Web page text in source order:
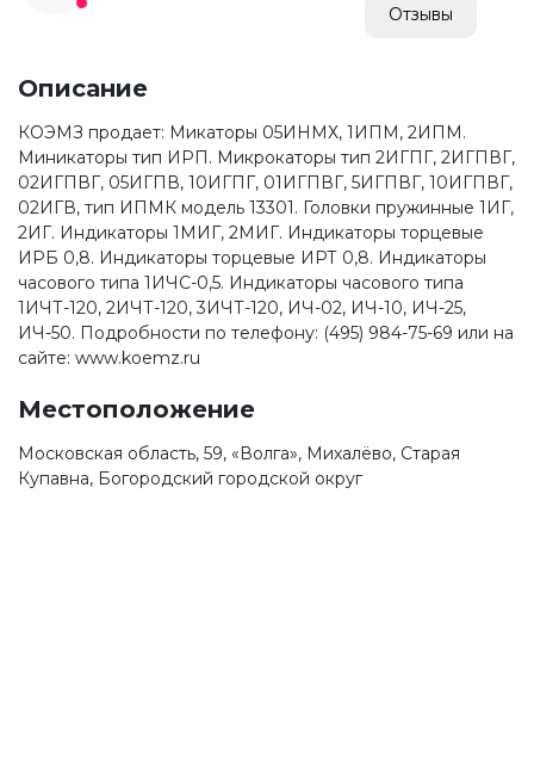
Отзывы
Описание
КОЭМЗ продает: Микаторы 05ИНМХ, 1ИПМ, 2ИПМ.
Миникаторы тип ИРП. Микрокаторы тип 2ИГПГ, 2ИГПВГ,
02ИГПВГ, 05ИГПВ, 10ИГПГ, 01ИГПВГ, 5ИГПВГ, 10ИГПВГ,
02ИГВ, тип ИПМК модель 13301. Головки пружинные 1ИГ,
2ИГ. Индикаторы 1МИГ, 2МИГ. Индикаторы торцевые
ИРБ 0,8. Индикаторы торцевые ИРТ 0,8. Индикаторы
часового типа 1ИЧС-0,5. Индикаторы часового типа
1ИЧТ-120, 2ИЧТ-120, 3ИЧТ-120, ИЧ-02, ИЧ-10, ИЧ-25,
ИЧ-50. Подробности по телефону: (495) 984-75-69 или на
сайте: www.koemz.ru
Местоположение
Московская область, 59, «Волга», Михалёво, Старая
Купавна, Богородский городской округ